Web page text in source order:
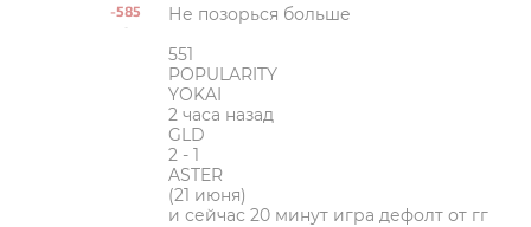
-585
-
Не позорься больше
551
POPULARITY
YOKAI
2 часа назад
GLD
2 - 1
ASTER
(21 июня)
и сейчас 20 минут игра дефолт от гг